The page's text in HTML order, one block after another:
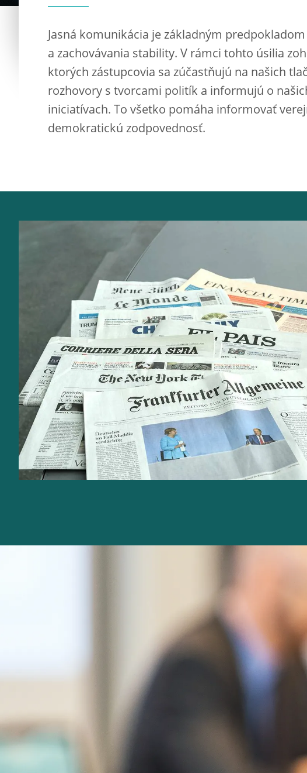
Jasná komunikácia je základným
a zachovávania stability. V rámci tohto úsilia
ktorých zástupcovia sa zúčastňujú na našich
rozhovory s tvorcami politík a informujú o
iniciatívach. To všetko pomáha informovať
demokratickú zodpovednosť.